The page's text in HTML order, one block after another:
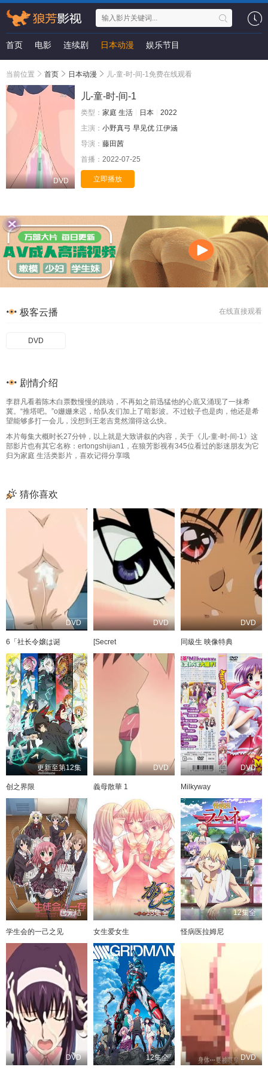
首页 电影 连续剧 日本动漫 娱乐节目
当前位置 首页 日本动漫 儿-童-时-间-1免费在线观看
DVD
儿-童-时-间-1
类型： 家庭 生活 日本
2022
主演： 小野真弓 早见优 江伊涵
导演： 藤田茜
首播： 2022-07-25
立即播放
在线直接观看
极客云播
DVD
剧情介绍
李群凡看着陈木白票数慢慢的跳动，不再如之前迅猛他的心底又涌现了一抹希
冀。“推塔吧。”o姗姗来迟，给队友们加上了暗影波。不过蚊子也是肉，他还是希
望能够多打一会儿，没想到王老吉竟然溜得这么快。
本片每集大概时长27分钟，以上就是大致讲叙的内容，关于《儿-童-时-间-1》这
部影片也有其它名称：ertongshijian1，在狼芳影视有345位看过的影迷朋友为它
归为家庭 生活类影片，喜欢记得分享哦
猜你喜欢
DVD
6「社长令嬢は诞
DVD
[Secret
DVD
同級生 映像特典
更新至第12集
创之界限
DVD
義母散華 1
DVD
Milkyway
已完结
学生会的一己之见
13集全
女生爱女生
12集全
怪病医拉姆尼
DVD 12集全 DVD